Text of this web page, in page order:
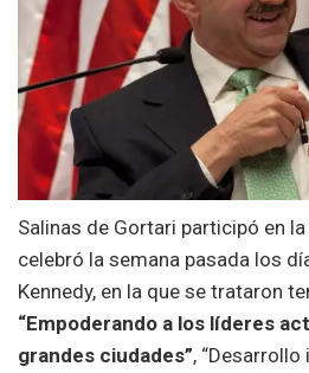
Salinas de Gortari participó en
celebró la semana pasada los
Kennedy, en la que se trataron
“Empoderando a los líderes
grandes ciudades”,